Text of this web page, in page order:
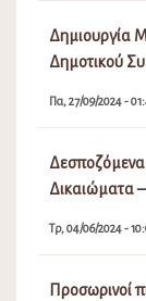
Δημιουργία
Δημοτικού
Πα, 27/09/2024 -
Δικαιώματα
Τρ, 04/06/2024 -
Προσωρινοί